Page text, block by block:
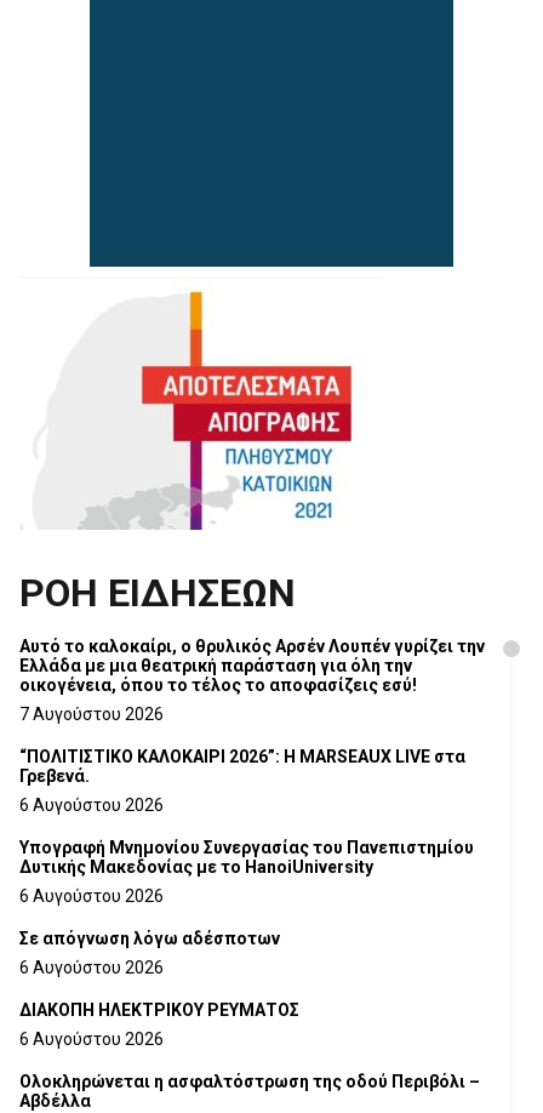
ΡΟΗ ΕΙΔΗΣΕΩΝ
Αυτό το καλοκαίρι, ο θρυλικός Αρσέν Λουπέν γυρίζει την
Ελλάδα με μια θεατρική παράσταση για όλη την
οικογένεια, όπου το τέλος το αποφασίζεις εσύ!
7 Αυγούστου 2026
“ΠΟΛΙΤΙΣΤΙΚΟ ΚΑΛΟΚΑΙΡΙ 2026”: Η MARSEAUX LIVE στα
Γρεβενά.
6 Αυγούστου 2026
Υπογραφή Μνημονίου Συνεργασίας του Πανεπιστημίου
Δυτικής Μακεδονίας με το HanoiUniversity
6 Αυγούστου 2026
Σε απόγνωση λόγω αδέσποτων
6 Αυγούστου 2026
ΔΙΑΚΟΠΗ ΗΛΕΚΤΡΙΚΟΥ ΡΕΥΜΑΤΟΣ
6 Αυγούστου 2026
Ολοκληρώνεται η ασφαλτόστρωση της οδού Περιβόλι –
Αβδέλλα